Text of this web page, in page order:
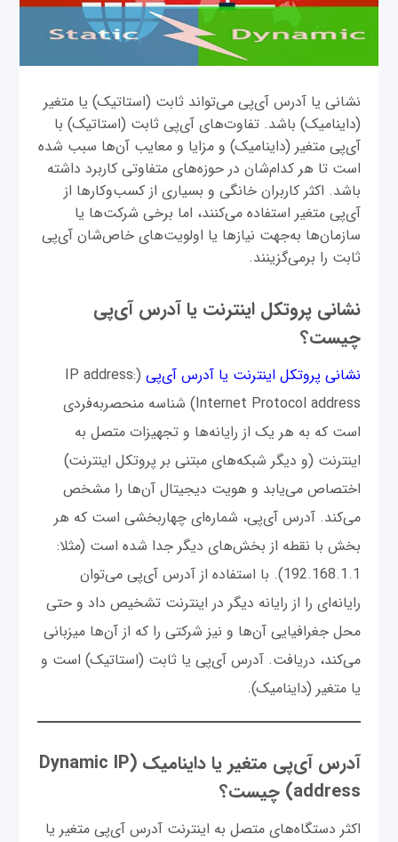
نشانی یا آدرس‌ آی‌پی می‌تواند ثابت (استاتیک) یا متغیر
(داینامیک) باشد. تفاوت‌های آی‌پی ثابت (استاتیک) با
آی‌پی متغیر (داینامیک) و مزایا و معایب آن‌ها سبب شده
است تا هر کدام‌شان در حوزه‌های متفاوتی کاربرد داشته
باشد. اکثر کاربران خانگی و بسیاری از کسب‌وکارها از
آی‌پی متغیر استفاده می‌کنند، اما برخی شرکت‌ها یا
سازمان‌ها به‌جهت نیازها یا اولویت‌های خاص‌شان آی‌پی
ثابت را برمی‌گزینند.
نشانی پروتکل اینترنت یا آدرس آی‌پی
چیست؟
نشانی پروتکل اینترنت یا آدرس آی‌پی (IP address:
Internet Protocol address) شناسه منحصربه‌فردی
است که به هر یک از رایانه‌ها و تجهیزات متصل به
اینترنت (و دیگر شبکه‌های مبتنی بر پروتکل اینترنت)
اختصاص می‌یابد و هویت دیجیتال آن‌ها را مشخص
می‌کند. آدرس آی‌پی، شماره‌ای چهاربخشی است که هر
بخش با نقطه از بخش‌های دیگر جدا شده است (مثلا:
192.168.1.1). با استفاده از آدرس آی‌پی می‌توان
رایانه‌ای را از رایانه‌ دیگر در اینترنت تشخیص داد و حتی
محل جغرافیایی آن‌ها و نیز شرکتی را که از آن‌ها میزبانی
می‌کند، دریافت. آدرس‌ آی‌پی یا ثابت (استاتیک) است و
یا متغیر (داینامیک).
آدرس آی‌پی متغیر یا داینامیک (Dynamic IP
address) چیست؟
اکثر دستگاه‌های متصل به اینترنت آدرس آی‌پی متغیر یا